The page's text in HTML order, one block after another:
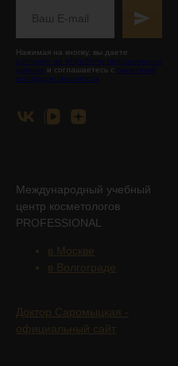
Нажимая на кнопку, вы даете
согласие на обработку персональных
данных и соглашаетесь с политикой
конфиденциальности
Международный учебный
центр косметологов
PROFESSIONAL
в Москве
в Волгограде
Доктор Саромыцкая -
официальный сайт